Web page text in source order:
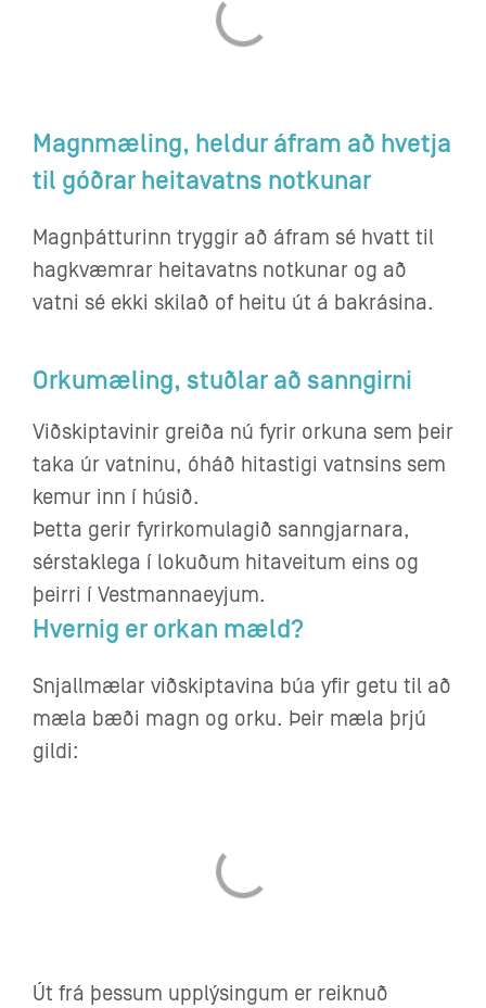
Magnmæling, heldur áfram að hvetja
til góðrar heitavatns notkunar
Magnþátturinn tryggir að áfram sé hvatt til
hagkvæmrar heitavatns notkunar og að
vatni sé ekki skilað of heitu út á bakrásina.
Orkumæling, stuðlar að sanngirni
Viðskiptavinir greiða nú fyrir orkuna sem þeir
taka úr vatninu, óháð hitastigi vatnsins sem
kemur inn í húsið.
Þetta gerir fyrirkomulagið sanngjarnara,
sérstaklega í lokuðum hitaveitum eins og
þeirri í Vestmannaeyjum.
Hvernig er orkan mæld?
Snjallmælar viðskiptavina búa yfir getu til að
mæla bæði magn og orku. Þeir mæla þrjú
gildi:
Út frá þessum upplýsingum er reiknuð